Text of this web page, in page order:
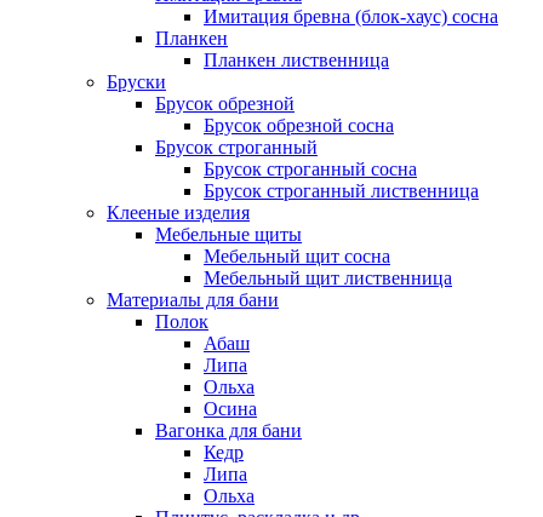
Имитация бревна (блок-хаус) сосна
Планкен
Планкен лиственница
Бруски
Брусок обрезной
Брусок обрезной сосна
Брусок строганный
Брусок строганный сосна
Брусок строганный лиственница
Клееные изделия
Мебельные щиты
Мебельный щит сосна
Мебельный щит лиственница
Материалы для бани
Полок
Абаш
Липа
Ольха
Осина
Вагонка для бани
Кедр
Липа
Ольха